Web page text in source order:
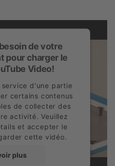
de votre
pour charger le
Video!
service d'une partie
certains contenus
de collecter des
activité. Veuillez
et accepter le
cette vidéo.
plus